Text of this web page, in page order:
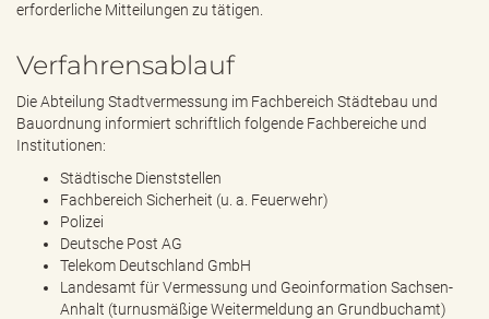
erforderliche Mitteilungen zu tätigen.
Verfahrensablauf
Die Abteilung Stadtvermessung im Fachbereich Städtebau und
Bauordnung informiert schriftlich folgende Fachbereiche und
Institutionen:
Städtische Dienststellen
Fachbereich Sicherheit (u. a. Feuerwehr)
Polizei
Deutsche Post AG
Telekom Deutschland GmbH
Landesamt für Vermessung und Geoinformation Sachsen-
Anhalt (turnusmäßige Weitermeldung an Grundbuchamt)